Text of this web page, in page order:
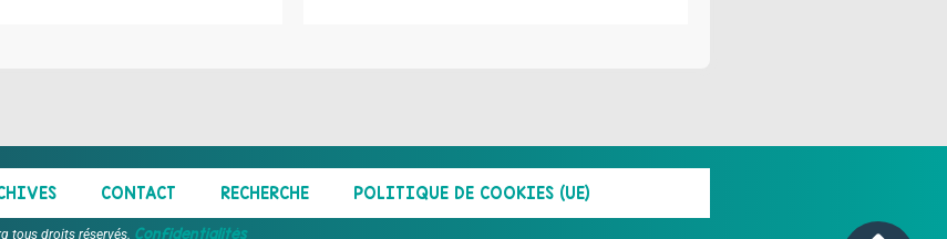
CONTACT RECHERCHE POLITIQUE DE COOKIES (UE)
tous droits réservés. Confidentialités